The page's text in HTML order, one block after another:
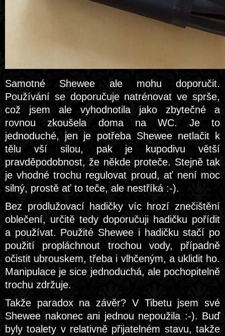
Samotné Shewee ale mohu doporučit.
Používání se doporučuje natrénovat ve sprše,
což jsem ale vyhodnotila jako zbytečné a
rovnou zkoušela doma na WC. Je to
jednoduché, jen je potřeba Shewee netlačit k
tělu vší silou, pak je kupodivu větší
pravděpodobnost, že někde proteče. Stejně tak
je vhodné trochu regulovat proud, ať není moc
silný, prostě ať to teče, ale nestříká :-).
Bez prodlužovací hadičky víc hrozí znečištění
oblečení, určitě tedy doporučuji hadičku pořídit
a používat. Použité Shewee i hadičku stačí po
použití propláchnout trochou vody, případně
očistit ubrouskem, třeba i vlhčeným, a uklidit ho.
Manipulace je sice jednoduchá, ale pochopitelně
trochu zdržuje.
Takže paradox na závěr? V Tibetu jsem své
Shewee nakonec ani jednou nepoužila :-). Buď
byly toalety v relativně přijatelném stavu, takže